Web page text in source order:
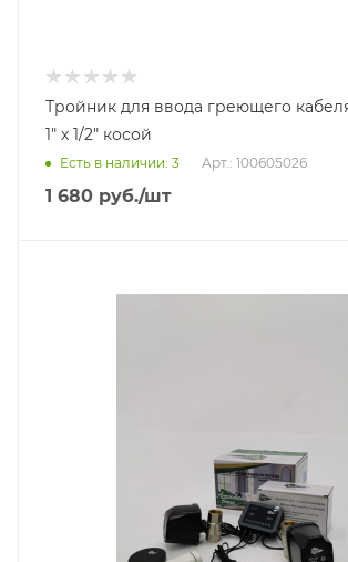
Тройник для ввода греющего
1" x 1/2" косой
Есть в наличии: 3 Арт.: 100605026
1 680 руб./шт